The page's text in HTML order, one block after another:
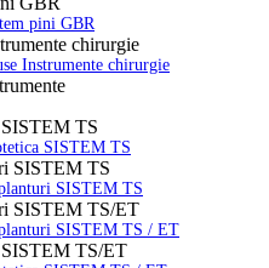
pini GBR
chirurgie
Instrumente chirurgie
TS
SISTEM TS
SISTEM TS
SISTEM TS
SISTEM TS/ET
SISTEM TS / ET
SISTEM TS/ET